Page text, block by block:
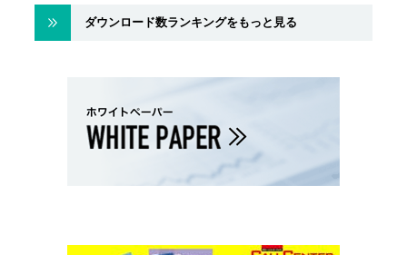
ダウンロード数ランキングをもっと見る